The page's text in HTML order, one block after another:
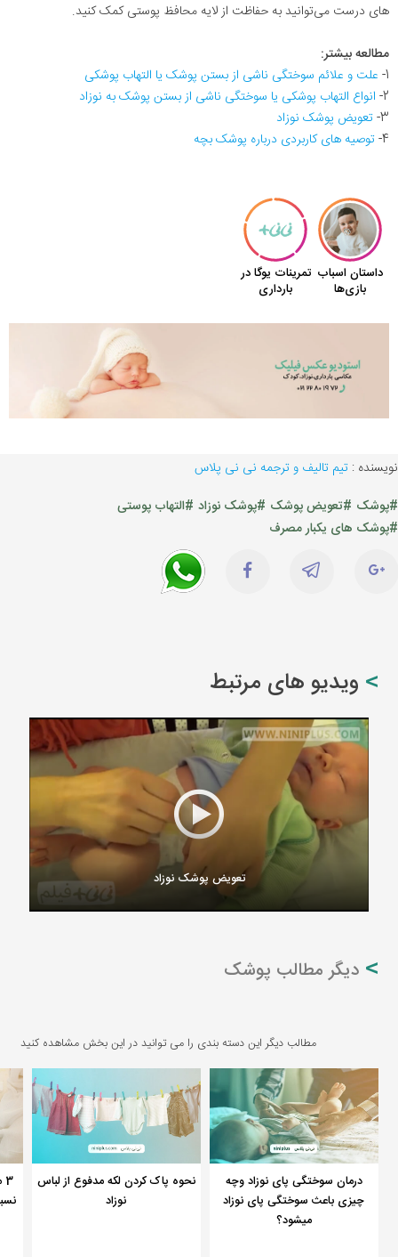
های درست می‌توانید به حفاظت از لایه محافظ پوستی کمک کنید.
مطالعه بیشتر:
1- علت و علائم سوختگی ناشی از بستن پوشک یا التهاب پوشکی
2- انواع التهاب پوشکی یا سوختگی ناشی از بستن پوشک به نوزاد
3- تعویض پوشک نوزاد
4- توصیه های کاربردی درباره پوشک بچه
نویسنده : تیم تالیف و ترجمه نی نی پلاس
#پوشک #تعویض پوشک #پوشک نوزاد #التهاب پوستی
#پوشک های یکبار مصرف
ویدیو های مرتبط
تعویض پوشک نوزاد
دیگر مطالب پوشک
مطالب دیگر این دسته بندی را می توانید در این بخش مشاهده کنید
درمان سوختگی پای نوزاد وچه
چیزی باعث سوختگی پای نوزاد
میشود؟
نحوه پاک کردن لکه مدفوع از لباس
نوزاد